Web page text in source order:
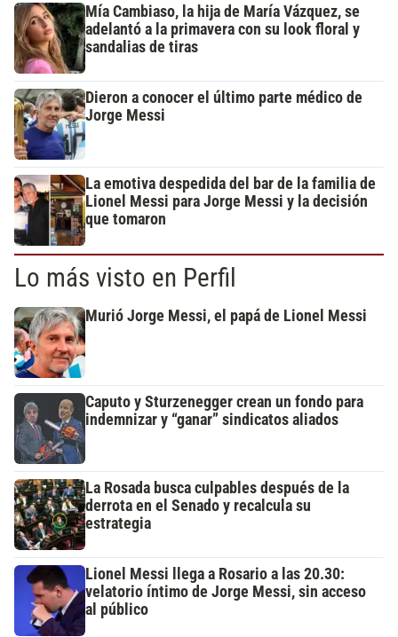
Mía Cambiaso, la hija de María Vázquez, se
adelantó a la primavera con su look floral y
sandalias de tiras
Dieron a conocer el último parte médico de
Jorge Messi
La emotiva despedida del bar de la familia de
Lionel Messi para Jorge Messi y la decisión
que tomaron
Lo más visto en Perfil
Murió Jorge Messi, el papá de Lionel Messi
Caputo y Sturzenegger crean un fondo para
indemnizar y “ganar” sindicatos aliados
La Rosada busca culpables después de la
derrota en el Senado y recalcula su
estrategia
Lionel Messi llega a Rosario a las 20.30:
velatorio íntimo de Jorge Messi, sin acceso
al público